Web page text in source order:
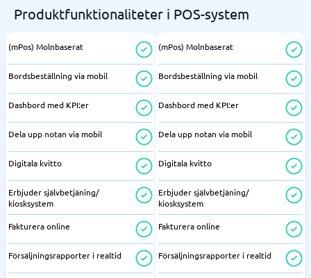
Produktfunktionaliteter i POS-system
(mPos) Molnbaserat
Bordsbeställning via mobil
Dashbord med KPI:er
Dela upp notan via mobil
Digitala kvitto
Erbjuder självbetjäning/
kiosksystem
Fakturera online
Försäljningsrapporter i realtid
(mPos) Molnbaserat
Bordsbeställning via mobil
Dashbord med KPI:er
Dela upp notan via mobil
Digitala kvitto
Erbjuder självbetjäning/
kiosksystem
Fakturera online
Försäljningsrapporter i realtid